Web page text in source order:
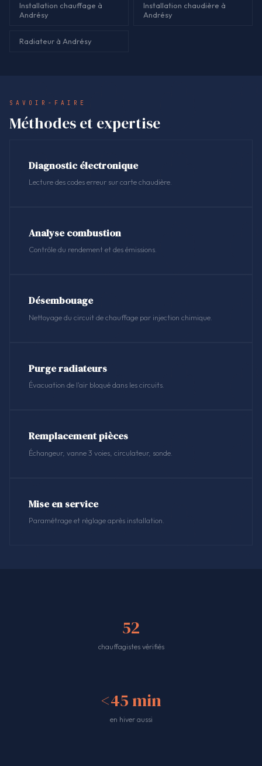
Installation chauffage à
Andrésy
Installation chaudière à
Andrésy
Radiateur à Andrésy
SAVOIR-FAIRE
Méthodes et expertise
Diagnostic électronique
Lecture des codes erreur sur carte chaudière.
Analyse combustion
Contrôle du rendement et des émissions.
Désembouage
Nettoyage du circuit de chauffage par injection chimique.
Purge radiateurs
Évacuation de l'air bloqué dans les circuits.
Remplacement pièces
Échangeur, vanne 3 voies, circulateur, sonde.
Mise en service
Paramétrage et réglage après installation.
52
chauffagistes vérifiés
<45 min
en hiver aussi